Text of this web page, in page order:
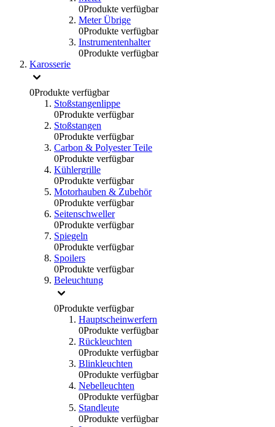
0Produkte verfügbar
Meter Übrige
0Produkte verfügbar
Instrumentenhalter
0Produkte verfügbar
Karosserie
0Produkte verfügbar
Stoßstangenlippe
0Produkte verfügbar
Stoßstangen
0Produkte verfügbar
Carbon & Polyester Teile
0Produkte verfügbar
Kühlergrille
0Produkte verfügbar
Motorhauben & Zubehör
0Produkte verfügbar
Seitenschweller
0Produkte verfügbar
Spiegeln
0Produkte verfügbar
Spoilers
0Produkte verfügbar
Beleuchtung
0Produkte verfügbar
Hauptscheinwerfern
0Produkte verfügbar
Rückleuchten
0Produkte verfügbar
Blinkleuchten
0Produkte verfügbar
Nebelleuchten
0Produkte verfügbar
Standleute
0Produkte verfügbar